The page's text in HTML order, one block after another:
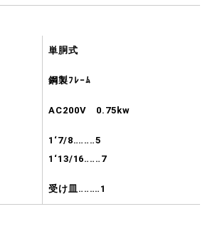
単胴式
鋼製ﾌﾚｰﾑ
AC200V 0.75kw
1‘7/8‥‥‥‥5
1‘13/16‥‥‥7
受け皿‥‥‥‥1